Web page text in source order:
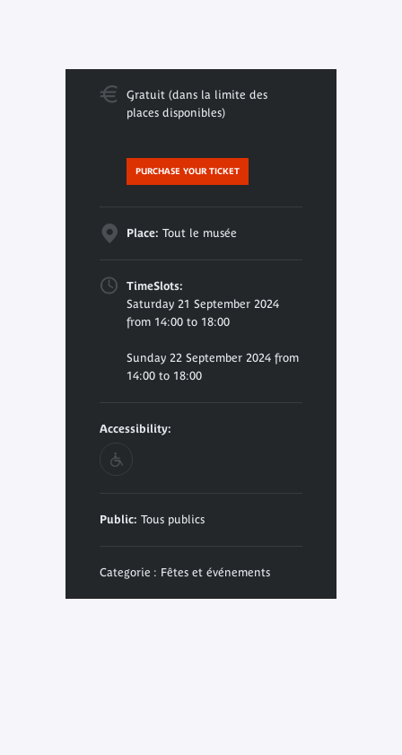
Gratuit (dans la limite des
places disponibles)
PURCHASE YOUR TICKET
Place: Tout le musée
TimeSlots:
Saturday 21 September 2024
from 14:00 to 18:00
Sunday 22 September 2024 from
14:00 to 18:00
Accessibility:
Public: Tous publics
Categorie : Fêtes et événements